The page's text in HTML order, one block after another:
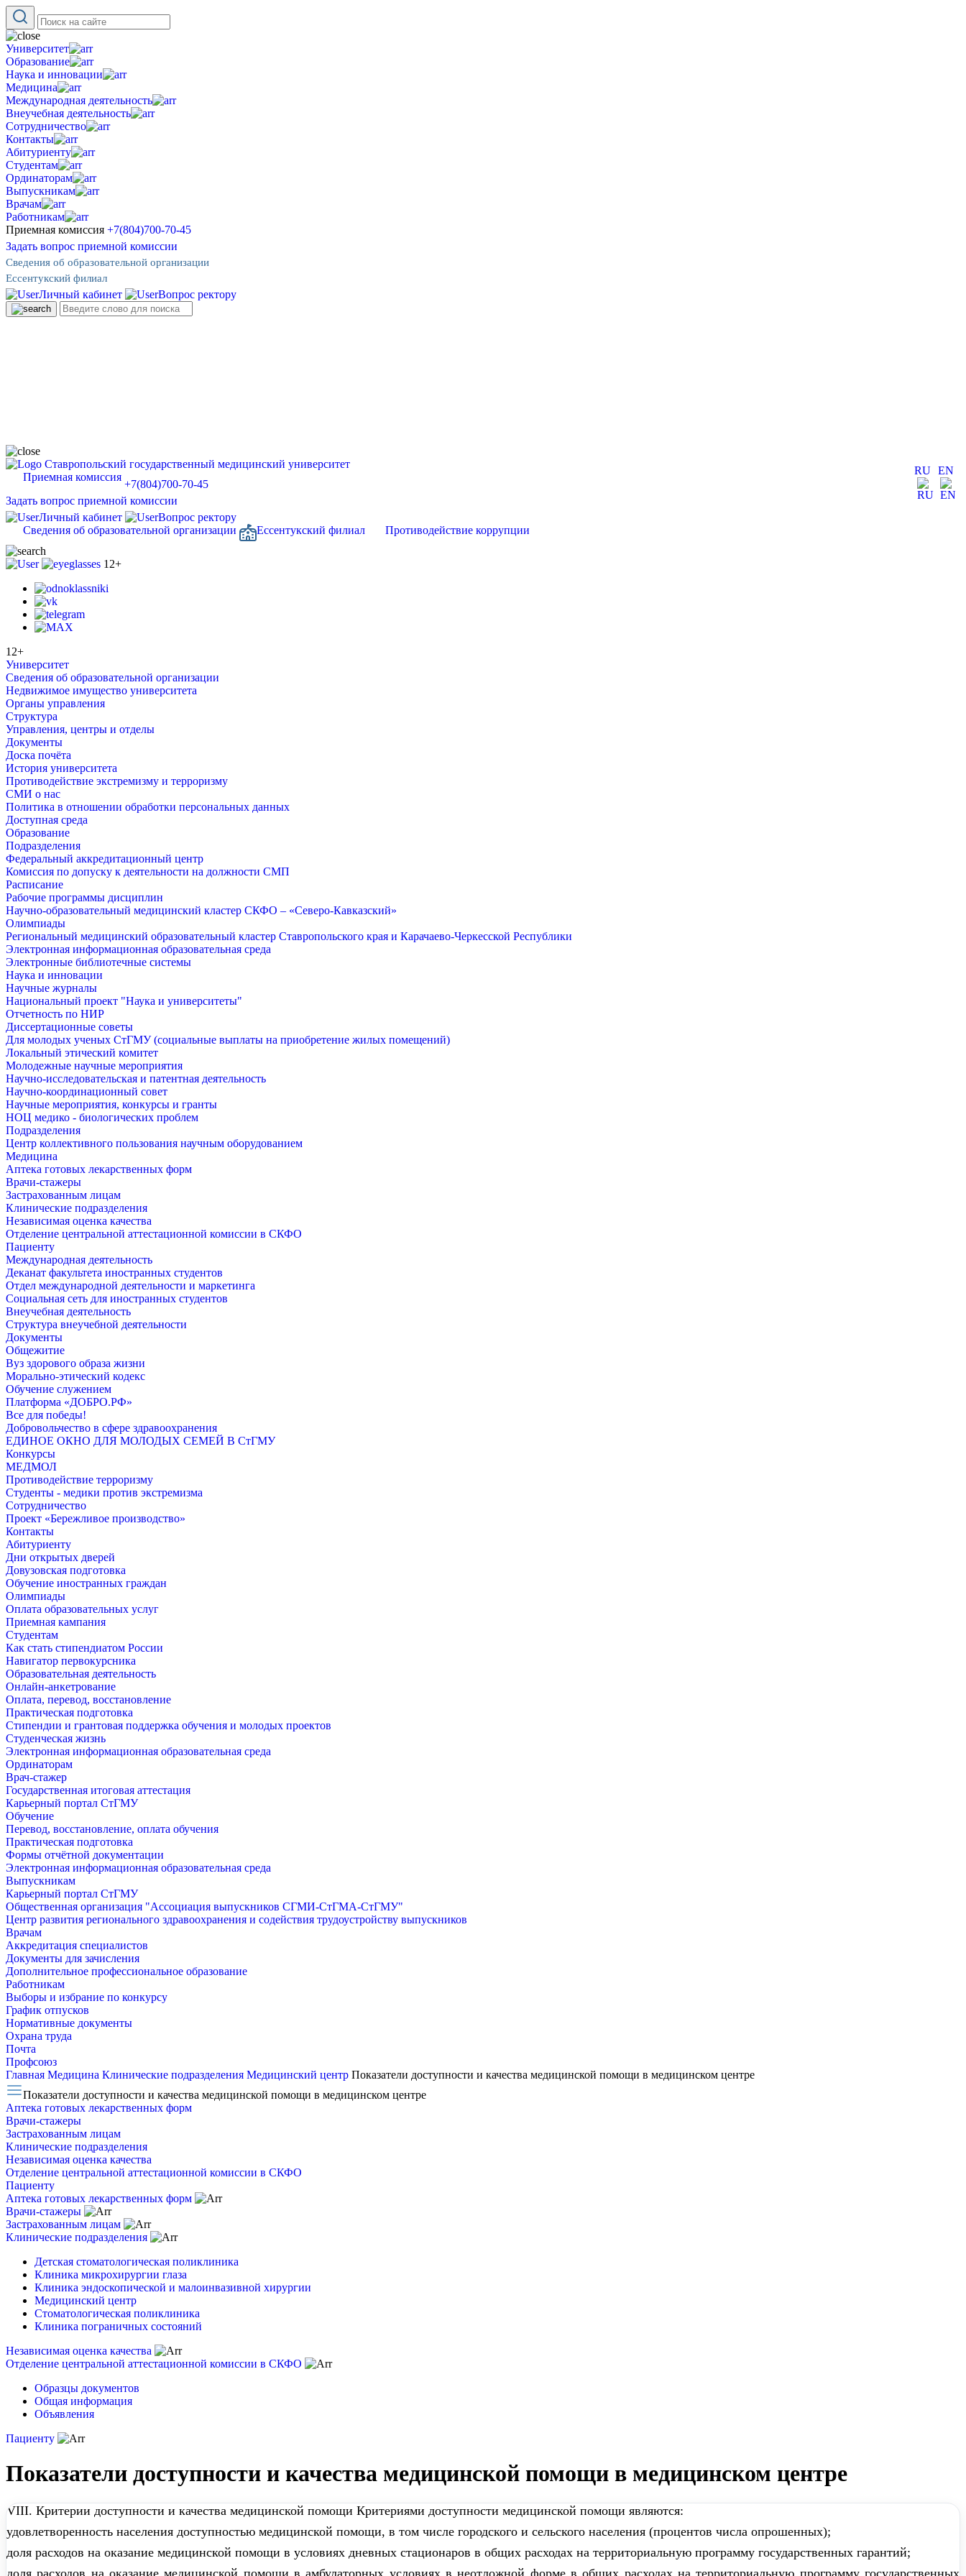
Университет
Образование
Наука и инновации
Медицина
Международная деятельность
Внеучебная деятельность
Сотрудничество
Контакты
Абитуриенту
Студентам
Ординаторам
Выпускникам
Врачам
Работникам
Приемная комиссия +7(804)700-70-45
Задать вопрос приемной комиссии
Сведения об образовательной организации
Ессентукский филиал
Личный кабинет Вопрос ректору
RU EN
Ставропольский государственный медицинский университет
Приемная комиссия
+7(804)700-70-45
Задать вопрос приемной комиссии
Личный кабинет
Вопрос ректору
Сведения об образовательной организации
Ессентукский филиал Противодействие коррупции
12+
12+
Университет
Сведения об образовательной организации
Недвижимое имущество университета
Органы управления
Структура
Управления, центры и отделы
Документы
Доска почёта
История университета
Противодействие экстремизму и терроризму
СМИ о нас
Политика в отношении обработки персональных данных
Доступная среда
Образование
Подразделения
Федеральный аккредитационный центр
Комиссия по допуску к деятельности на должности СМП
Расписание
Рабочие программы дисциплин
Научно-образовательный медицинский кластер СКФО – «Северо-Кавказский»
Олимпиады
Региональный медицинский образовательный кластер Ставропольского края и Карачаево-Черкесской Республики
Электронная информационная образовательная среда
Электронные библиотечные системы
Наука и инновации
Научные журналы
Национальный проект "Наука и университеты"
Отчетность по НИР
Диссертационные советы
Для молодых ученых СтГМУ (социальные выплаты на приобретение жилых помещений)
Локальный этический комитет
Молодежные научные мероприятия
Научно-исследовательская и патентная деятельность
Научно-координационный совет
Научные мероприятия, конкурсы и гранты
НОЦ медико - биологических проблем
Подразделения
Центр коллективного пользования научным оборудованием
Медицина
Аптека готовых лекарственных форм
Врачи-стажеры
Застрахованным лицам
Клинические подразделения
Независимая оценка качества
Отделение центральной аттестационной комиссии в СКФО
Пациенту
Международная деятельность
Деканат факультета иностранных студентов
Отдел международной деятельности и маркетинга
Социальная сеть для иностранных студентов
Внеучебная деятельность
Структура внеучебной деятельности
Документы
Общежитие
Вуз здорового образа жизни
Морально-этический кодекс
Обучение служением
Платформа «ДОБРО.РФ»
Все для победы!
Добровольчество в сфере здравоохранения
ЕДИНОЕ ОКНО ДЛЯ МОЛОДЫХ СЕМЕЙ В СтГМУ
Конкурсы
МЕДМОЛ
Противодействие терроризму
Студенты - медики против экстремизма
Сотрудничество
Проект «Бережливое производство»
Контакты
Абитуриенту
Дни открытых дверей
Довузовская подготовка
Обучение иностранных граждан
Олимпиады
Оплата образовательных услуг
Приемная кампания
Студентам
Как стать стипендиатом России
Навигатор первокурсника
Образовательная деятельность
Онлайн-анкетрование
Оплата, перевод, восстановление
Практическая подготовка
Стипендии и грантовая поддержка обучения и молодых проектов
Студенческая жизнь
Электронная информационная образовательная среда
Ординаторам
Врач-стажер
Государственная итоговая аттестация
Карьерный портал СтГМУ
Обучение
Перевод, восстановление, оплата обучения
Практическая подготовка
Формы отчётной документации
Электронная информационная образовательная среда
Выпускникам
Карьерный портал СтГМУ
Общественная организация "Ассоциация выпускников СГМИ-СтГМА-СтГМУ"
Центр развития регионального здравоохранения и содействия трудоустройству выпускников
Врачам
Аккредитация специалистов
Документы для зачисления
Дополнительное профессиональное образование
Работникам
Выборы и избрание по конкурсу
График отпусков
Нормативные документы
Охрана труда
Почта
Профсоюз
Главная Медицина Клинические подразделения Медицинский центр Показатели доступности и качества медицинской помощи в медицинском центре
Показатели доступности и качества медицинской помощи в медицинском центре
Аптека готовых лекарственных форм
Врачи-стажеры
Застрахованным лицам
Клинические подразделения
Независимая оценка качества
Отделение центральной аттестационной комиссии в СКФО
Пациенту
Аптека готовых лекарственных форм
Врачи-стажеры
Застрахованным лицам
Клинические подразделения
Детская стоматологическая поликлиника
Клиника микрохирургии глаза
Клиника эндоскопической и малоинвазивной хирургии
Медицинский центр
Стоматологическая поликлиника
Клиника пограничных состояний
Независимая оценка качества
Отделение центральной аттестационной комиссии в СКФО
Образцы документов
Общая информация
Объявления
Пациенту
Показатели доступности и качества медицинской помощи в медицинском центре
VIII. Критерии доступности и качества медицинской помощи Критериями доступности медицинской помощи являются:
удовлетворенность населения доступностью медицинской помощи, в том числе городского и сельского населения (процентов числа опрошенных);
доля расходов на оказание медицинской помощи в условиях дневных стационаров в общих расходах на территориальную программу государственных гарантий;
доля расходов на оказание медицинской помощи в амбулаторных условиях в неотложной форме в общих расходах на территориальную программу государственных